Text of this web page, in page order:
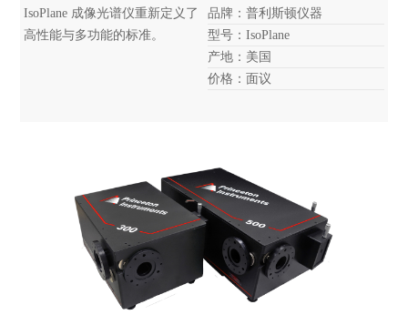
IsoPlane 成像光谱仪重新定义了
高性能与多功能的标准。
品牌：普利斯顿仪器
型号：IsoPlane
产地：美国
价格：面议